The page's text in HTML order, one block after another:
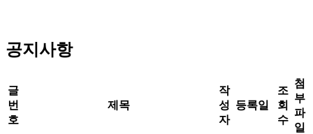
공지사항
글
번
호
제목
작
성
자
등록일
조
회
수
첨
부
파
일